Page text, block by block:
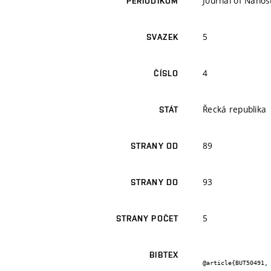
SVAZEK 5
ČÍSLO 4
STÁT Řecká republika
STRANY OD 89
STRANY DO 93
STRANY POČET 5
BIBTEX
@article{BUT50491,